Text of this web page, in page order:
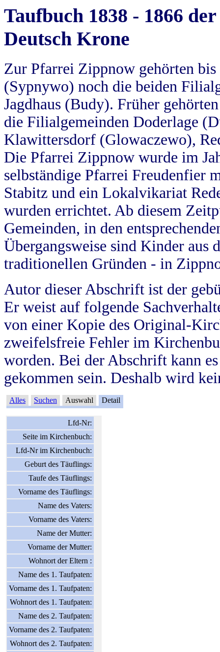
Taufbuch 1838 - 1866
Deutsch Krone
Zur Pfarrei Zippnow gehörten
(Sypnywo) noch die beiden
Jagdhaus (Budy). Früher
die Filialgemeinden Doderlage
Klawittersdorf (Glowaczewo),
Die Pfarrei Zippnow wurde im
selbständige Pfarrei Freudenfier
Stabitz und ein Lokalvikariat
wurden errichtet. Ab diesem
Gemeinden, in den
Übergangsweise sind Kinder aus
traditionellen Gründen - in
Autor dieser Abschrift ist der
Er weist auf folgende
von einer Kopie des Original-
zweifelsfreie Fehler im
worden. Bei der Abschrift kann
gekommen sein. Deshalb wird
Alles Suchen Auswahl Detail
Lfd-Nr:
Seite im Kirchenbuch:
Lfd-Nr im Kirchenbuch:
Geburt des Täuflings:
Taufe des Täuflings:
Vorname des Täuflings:
Name des Vaters:
Vorname des Vaters:
Name der Mutter:
Vorname der Mutter:
Wohnort der Eltern :
Name des 1. Taufpaten:
Vorname des 1. Taufpaten:
Wohnort des 1. Taufpaten:
Name des 2. Taufpaten:
Vorname des 2. Taufpaten:
Wohnort des 2. Taufpaten: